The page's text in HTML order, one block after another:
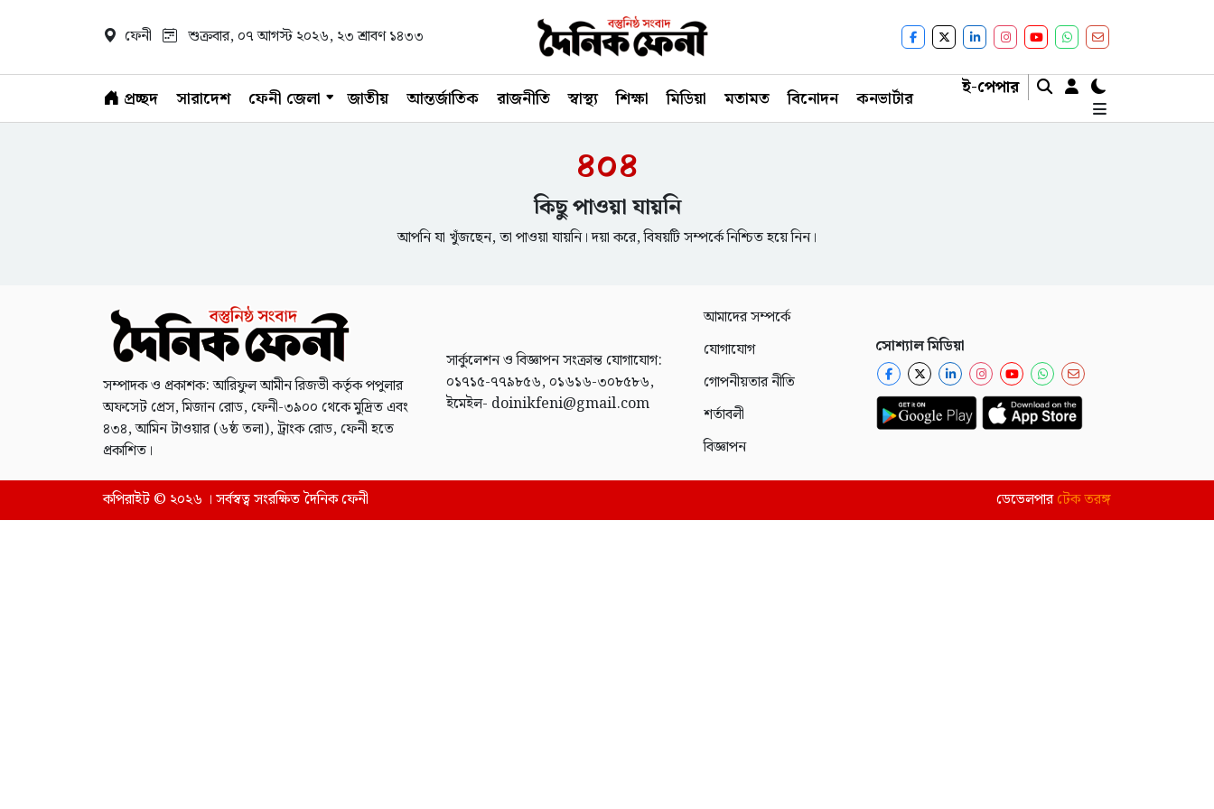
ফেনী শুক্রবার, ০৭ আগস্ট ২০২৬, ২৩ শ্রাবণ ১৪৩৩
প্রচ্ছদ সারাদেশ ফেনী জেলা জাতীয় আন্তর্জাতিক রাজনীতি স্বাস্থ্য শিক্ষা মিডিয়া মতামত বিনোদন কনভার্টার ই-পেপার
৪০৪
কিছু পাওয়া যায়নি
আপনি যা খুঁজছেন, তা পাওয়া যায়নি। দয়া করে, বিষয়টি সম্পর্কে নিশ্চিত হয়ে নিন।
সম্পাদক ও প্রকাশক: আরিফুল আমীন রিজভী কর্তৃক পপুলার
অফসেট প্রেস, মিজান রোড, ফেনী-৩৯০০ থেকে মুদ্রিত এবং
৪৩৪, আমিন টাওয়ার (৬ষ্ঠ তলা), ট্রাংক রোড, ফেনী হতে
প্রকাশিত।
সার্কুলেশন ও বিজ্ঞাপন সংক্রান্ত যোগাযোগ:
০১৭১৫-৭৭৯৮৫৬, ০১৬১৬-৩০৮৫৮৬,
ইমেইল- doinikfeni@gmail.com
আমাদের সম্পর্কে
যোগাযোগ
গোপনীয়তার নীতি
শর্তাবলী
বিজ্ঞাপন
সোশ্যাল মিডিয়া
কপিরাইট © ২০২৬ । সর্বস্বত্ব সংরক্ষিত দৈনিক ফেনী ডেভেলপারটেক তরঙ্গ